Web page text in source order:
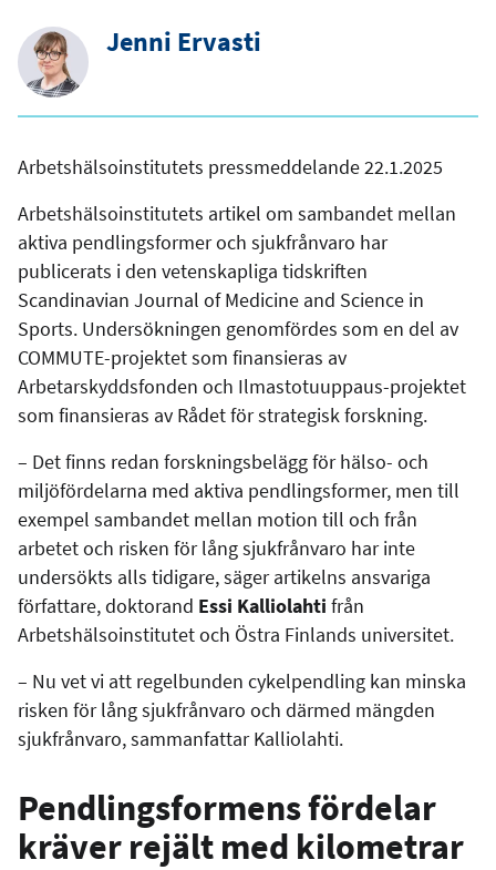
Jenni Ervasti
Arbetshälsoinstitutets pressmeddelande 22.1.2025
Arbetshälsoinstitutets artikel om sambandet mellan
aktiva pendlingsformer och sjukfrånvaro har
publicerats i den vetenskapliga tidskriften
Scandinavian Journal of Medicine and Science in
Sports. Undersökningen genomfördes som en del av
COMMUTE-projektet som finansieras av
Arbetarskyddsfonden och Ilmastotuuppaus-projektet
som finansieras av Rådet för strategisk forskning.
– Det finns redan forskningsbelägg för hälso- och
miljöfördelarna med aktiva pendlingsformer, men till
exempel sambandet mellan motion till och från
arbetet och risken för lång sjukfrånvaro har inte
undersökts alls tidigare, säger artikelns ansvariga
författare, doktorand Essi Kalliolahti från
Arbetshälsoinstitutet och Östra Finlands universitet.
– Nu vet vi att regelbunden cykelpendling kan minska
risken för lång sjukfrånvaro och därmed mängden
sjukfrånvaro, sammanfattar Kalliolahti.
Pendlingsformens fördelar
kräver rejält med kilometrar